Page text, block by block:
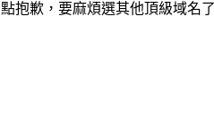
抱歉，要麻煩選其他頂級域名了